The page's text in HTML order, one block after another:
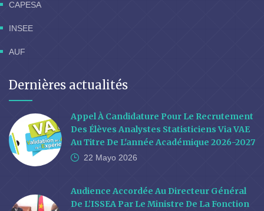
CAPESA
INSEE
AUF
Dernières actualités
Appel À Candidature Pour Le Recrutement
Des Élèves Analystes Statisticiens Via VAE
Au Titre De L'année Académique 2026-2027
22 Mayo 2026
Audience Accordée Au Directeur Général
De L’ISSEA Par Le Ministre De La Fonction